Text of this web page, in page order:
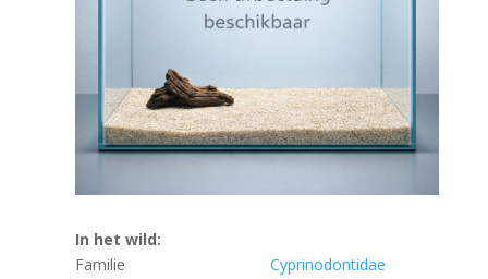
In het wild:
Familie
Cyprinodontidae